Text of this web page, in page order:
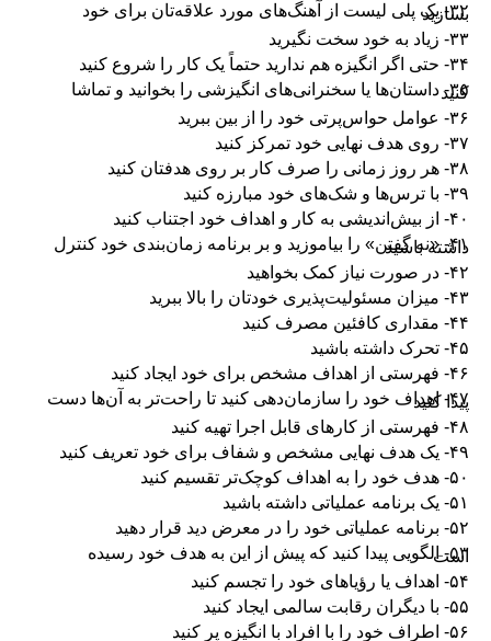
۳۲- یک پلی لیست از آهنگ‌های مورد علاقه‌تان برای خود
بسازید
۳۳- زیاد به خود سخت نگیرید
۳۴- حتی اگر انگیزه هم ندارید حتماً یک کار را شروع کنید
۳۵- داستان‌ها یا سخنرانی‌های انگیزشی را بخوانید و تماشا
کنید
۳۶- عوامل حواس‌پرتی خود را از بین ببرید
۳۷- روی هدف نهایی خود تمرکز کنید
۳۸- هر روز زمانی را صرف کار بر روی هدفتان کنید
۳۹- با ترس‌ها و شک‌های خود مبارزه کنید
۴۰- از بیش‌اندیشی به کار و اهداف خود اجتناب کنید
۴۱- «نه گفتن» را بیاموزید و بر برنامه زمان‌بندی خود کنترل
داشته باشید
۴۲- در صورت نیاز کمک بخواهید
۴۳- میزان مسئولیت‌پذیری خودتان را بالا ببرید
۴۴- مقداری کافئین مصرف کنید
۴۵- تحرک داشته باشید
۴۶- فهرستی از اهداف مشخص برای خود ایجاد کنید
۴۷- اهداف خود را سازمان‌دهی کنید تا راحت‌تر به آن‌ها دست
پیدا کنید
۴۸- فهرستی از کارهای قابل اجرا تهیه کنید
۴۹- یک هدف نهایی مشخص و شفاف برای خود تعریف کنید
۵۰- هدف خود را به اهداف کوچک‌تر تقسیم کنید
۵۱- یک برنامه عملیاتی داشته باشید
۵۲- برنامه عملیاتی خود را در معرض دید قرار دهید
۵۳- الگویی پیدا کنید که پیش از این به هدف خود رسیده
است
۵۴- اهداف یا رؤیاهای خود را تجسم کنید
۵۵- با دیگران رقابت سالمی ایجاد کنید
۵۶- اطراف خود را با افراد با انگیزه پر کنید